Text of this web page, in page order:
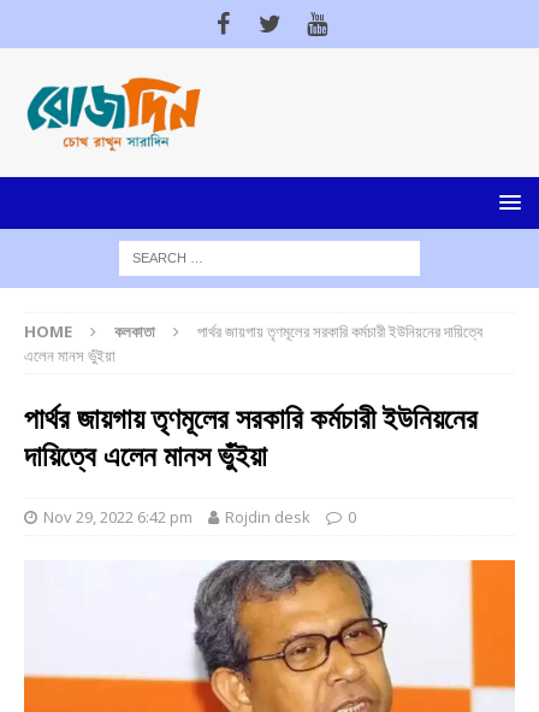
HOME কলকাতা
পার্থর জায়গায় তৃণমূলের সরকারি কর্মচারী ইউনিয়নের দায়িত্বে
এলেন মানস ভুঁইয়া
পার্থর জায়গায় তৃণমূলের সরকারি কর্মচারী ইউনিয়নের
দায়িত্বে এলেন মানস ভুঁইয়া
Nov 29, 2022 6:42 pm Rojdin desk 0